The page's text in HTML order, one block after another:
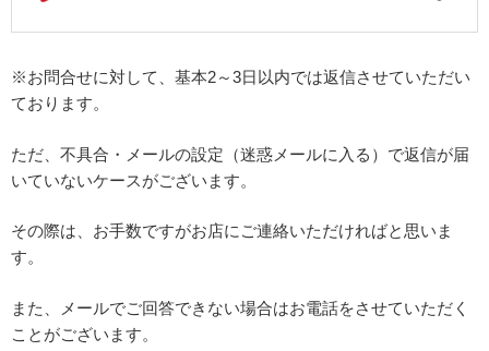
※お問合せに対して、基本2～3日以内では返信させていただい
ております。
ただ、不具合・メールの設定（迷惑メールに入る）で返信が届
いていないケースがございます。
その際は、お手数ですがお店にご連絡いただければと思いま
す。
また、メールでご回答できない場合はお電話をさせていただく
ことがございます。